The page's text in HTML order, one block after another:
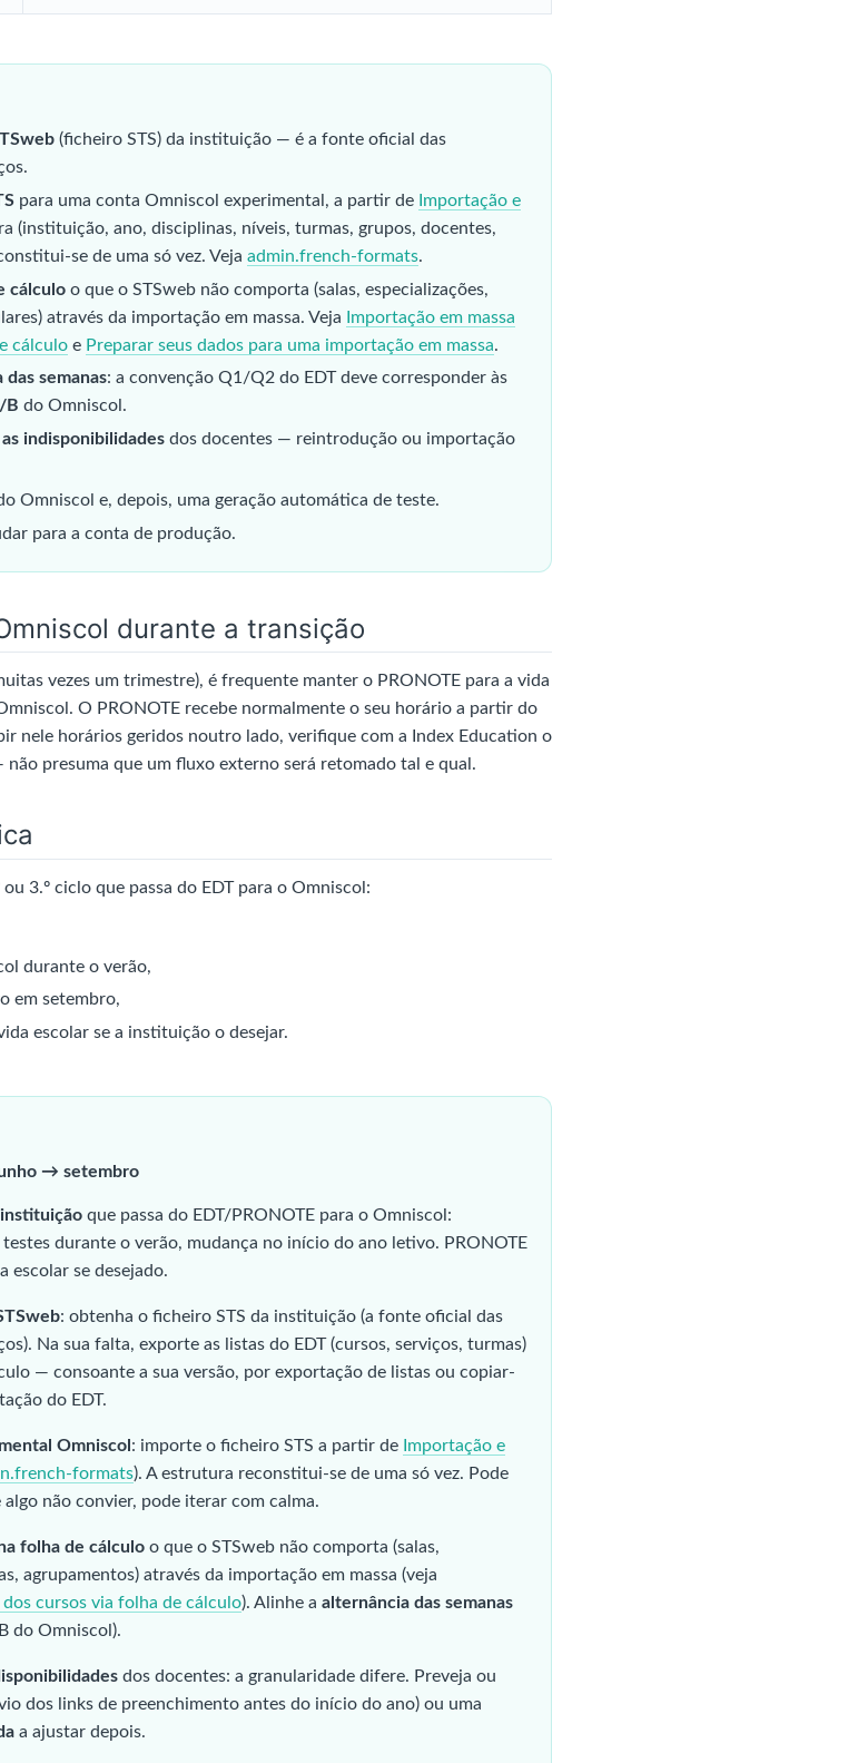
(ficheiro STS) da instituição — é a fonte oficial das
para uma conta Omniscol experimental, a partir de Importação e
(instituição, ano, disciplinas, níveis, turmas, grupos, docentes,
se de uma só vez. Vejaadmin.french-formats.
cálculo o que o STSweb não comporta (salas, especializações,
através da importação em massa. Veja
Importação em massa
cálculo e Preparar seus dados para uma importação em massa.
semanas: a convenção Q1/Q2 do EDT deve corresponder às
B do Omniscol.
indisponibilidades dos docentes — reintrodução ou importação
Omniscol e, depois, uma geração automática de teste.
para a conta de produção.
durante a transição
vezes um trimestre), é frequente manter o PRONOTE para a vida
O PRONOTE recebe normalmente o seu horário a partir do
nele horários geridos noutro lado, verifique com a Index Education o
presuma que um fluxo externo será retomado tal e qual.
3.º ciclo que passa do EDT para o Omniscol:
durante o verão,
em setembro,
escolar se a instituição o desejar.
→ setembro
que passa do EDT/PRONOTE para o Omniscol:
durante o verão, mudança no início do ano letivo. PRONOTE
escolar se desejado.
: obtenha o ficheiro STS da instituição (a fonte oficial das
Na sua falta, exporte as listas do EDT (cursos, serviços, turmas)
— consoante a sua versão, por exportação de listas ou copiar-
do EDT.
Omniscol : importe o ficheiro STS a partir de Importação e
formats). A estrutura reconstitui-se de uma só vez. Pode
algo não convier, pode iterar com calma.
folha de cálculo o que o STSweb não comporta (salas,
agrupamentos) através da importação em massa (veja
dos cursos via folha de cálculo). Alinhe aalternância das semanas
do Omniscol).
dos docentes: a granularidade difere. Preveja ou
dos links de preenchimento antes do início do ano) ou uma
a ajustar depois.